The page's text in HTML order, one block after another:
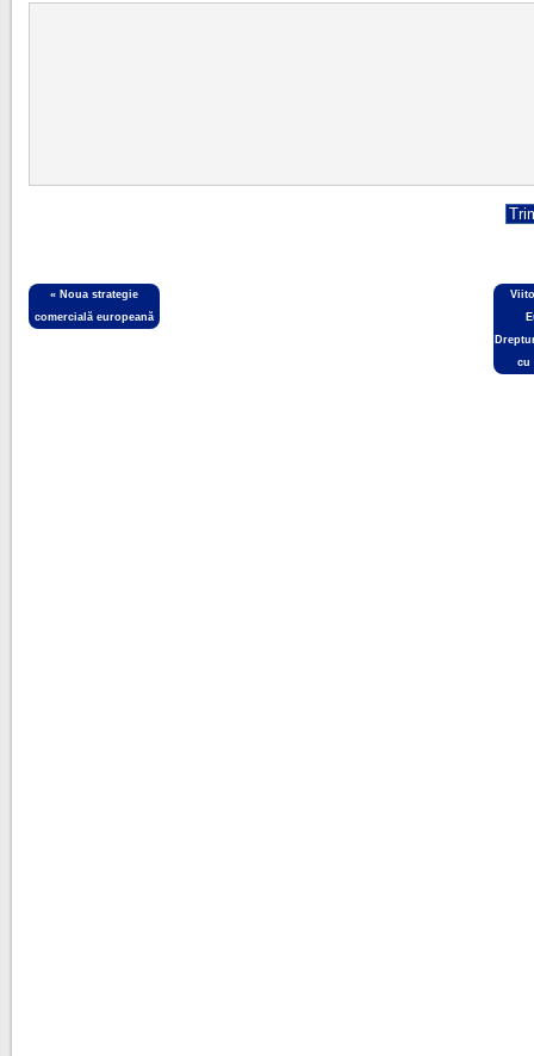
« Noua strategie
comercială europeană
cu